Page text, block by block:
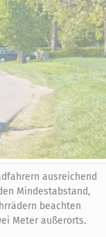
ausreichend
Mindestabstand,
beachten
Meter außerorts.